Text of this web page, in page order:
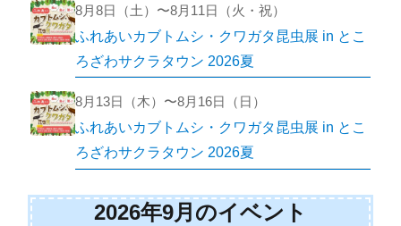
8月8日（土）〜8月11日（火・祝）
ふれあいカブトムシ・クワガタ昆虫展 in とこ
ろざわサクラタウン 2026夏
8月13日（木）〜8月16日（日）
ふれあいカブトムシ・クワガタ昆虫展 in とこ
ろざわサクラタウン 2026夏
2026年9月のイベント